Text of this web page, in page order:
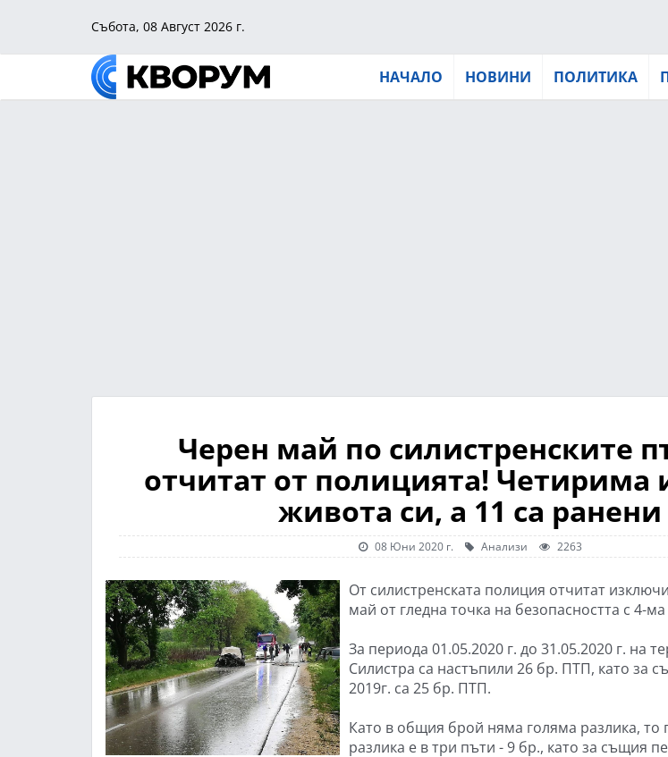
Събота, 08 Август 2026 г.
НАЧАЛО НОВИНИ ПОЛИТИКА
Черен май по силистренските
отчитат от полицията! Четирима
живота си, а 11 са ранени
08 Юни 2020 г. Анализи 2263
От силистренската полиция отчитат
май от гледна точка на безопасността с 4-
За периода 01.05.2020 г. до 31.05.2020 г. на
Силистра са настъпили 26 бр. ПТП, като за
2019г. са 25 бр. ПТП.
Като в общия брой няма голяма разлика, то
разлика е в три пъти - 9 бр., като за същия